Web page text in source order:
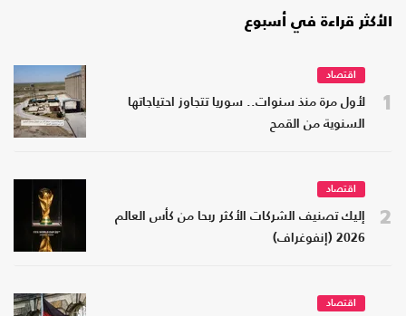
الأكثر قراءة في أسبوع
1
اقتصاد
لأول مرة منذ سنوات.. سوريا تتجاوز احتياجاتها
السنوية من القمح
2
اقتصاد
إليك تصنيف الشركات الأكثر ربحا من كأس العالم
2026 (إنفوغراف)
اقتصاد